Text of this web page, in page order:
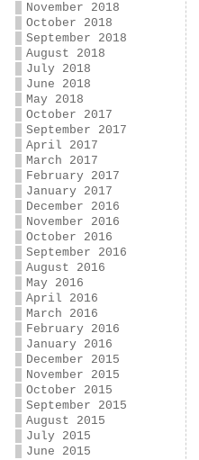
November 2018
October 2018
September 2018
August 2018
July 2018
June 2018
May 2018
October 2017
September 2017
April 2017
March 2017
February 2017
January 2017
December 2016
November 2016
October 2016
September 2016
August 2016
May 2016
April 2016
March 2016
February 2016
January 2016
December 2015
November 2015
October 2015
September 2015
August 2015
July 2015
June 2015